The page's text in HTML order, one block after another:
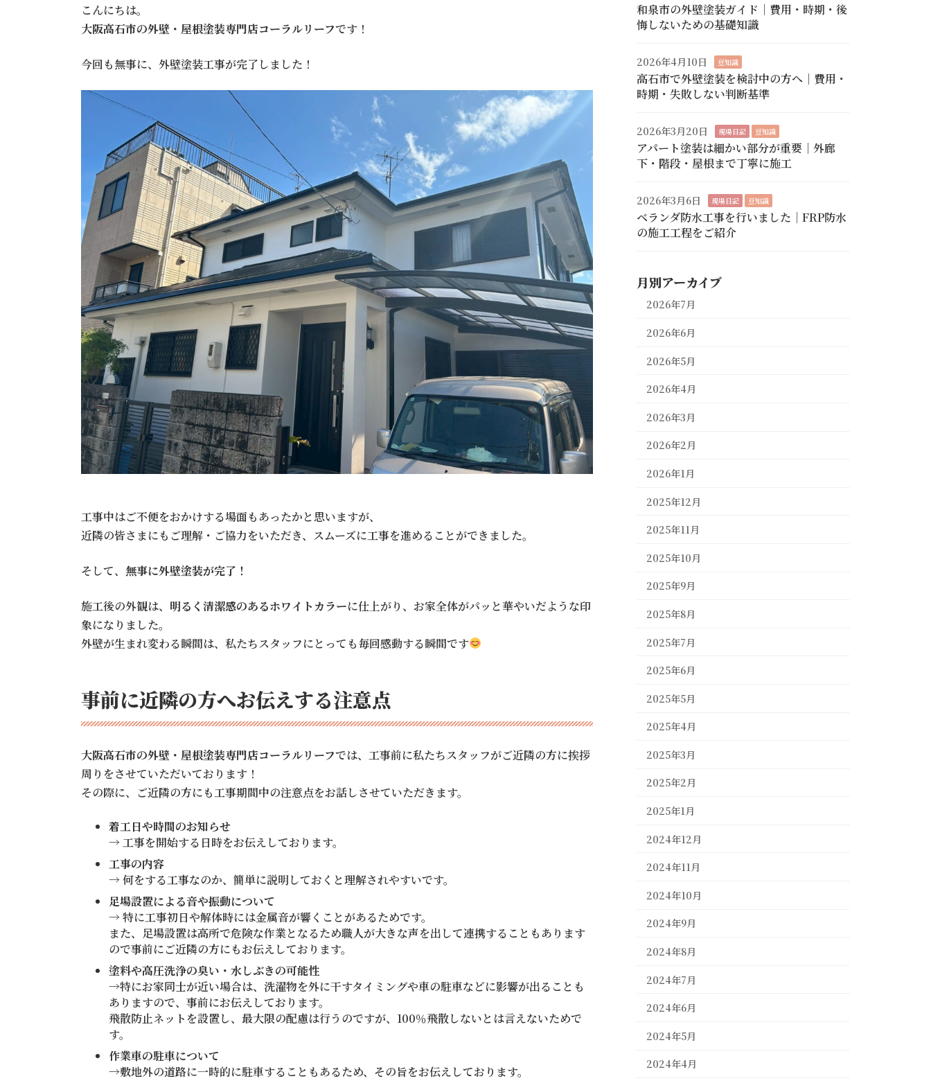
こんにちは。
大阪高石市の外壁・屋根塗装専門店コーラルリーフです！
今回も無事に、外壁塗装工事が完了しました！
工事中はご不便をおかけする場面もあったかと思いますが、
近隣の皆さまにもご理解・ご協力をいただき、スムーズに工事を進めることができました。
そして、 無事に外壁塗装が完了！
施工後の外観は、 明るく清潔感のあるホワイトカラーに仕上がり、お家全体がパッと華やいだような印
象になりました。
外壁が生まれ変わる瞬間は、私たちスタッフにとっても毎回感動する瞬間です
事前に近隣の方へお伝えする注意点
大阪高石市の外壁・屋根塗装専門店コーラルリーフでは、工事前に私たちスタッフがご近隣の方に挨拶
周りをさせていただいております！
その際に、ご近隣の方にも工事期間中の注意点をお話しさせていただきます。
着工日や時間のお知らせ
→ 工事を開始する日時をお伝えしております。
工事の内容
→ 何をする工事なのか、簡単に説明しておくと理解されやすいです。
足場設置による音や振動について
→ 特に工事初日や解体時には金属音が響くことがあるためです。
また、足場設置は高所で危険な作業となるため職人が大きな声を出して連携することもあります
ので事前にご近隣の方にもお伝えしております。
塗料や高圧洗浄の臭い・水しぶきの可能性
→特にお家同士が近い場合は、洗濯物を外に干すタイミングや車の駐車などに影響が出ることも
ありますので、事前にお伝えしております。
飛散防止ネットを設置し、最大限の配慮は行うのですが、100％飛散しないとは言えないためで
す。
作業車の駐車について
→敷地外の道路に一時的に駐車することもあるため、その旨をお伝えしております。
和泉市の外壁塗装ガイド｜費用・時期・後
悔しないための基礎知識
2026年4月10日 豆知識
高石市で外壁塗装を検討中の方へ｜費用・
時期・失敗しない判断基準
2026年3月20日 現場日記 豆知識
アパート塗装は細かい部分が重要｜外廊
下・階段・屋根まで丁寧に施工
2026年3月6日 現場日記 豆知識
ベランダ防水工事を行いました｜FRP防水
の施工工程をご紹介
月別アーカイブ
2026年7月
2026年6月
2026年5月
2026年4月
2026年3月
2026年2月
2026年1月
2025年12月
2025年11月
2025年10月
2025年9月
2025年8月
2025年7月
2025年6月
2025年5月
2025年4月
2025年3月
2025年2月
2025年1月
2024年12月
2024年11月
2024年10月
2024年9月
2024年8月
2024年7月
2024年6月
2024年5月
2024年4月